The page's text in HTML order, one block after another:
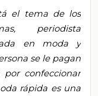
el tema de los
periodista
en moda y
se le pagan
por confeccionar
rápida es una